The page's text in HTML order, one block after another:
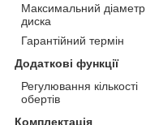
Максимальний діаметр
диска
Гарантійний термін
Додаткові функції
Регулювання кількості
обертів
Комплектація